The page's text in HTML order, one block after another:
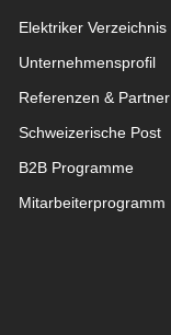
Elektriker Verzeichnis
Unternehmensprofil
Referenzen & Partner
Schweizerische Post
B2B Programme
Mitarbeiterprogramm